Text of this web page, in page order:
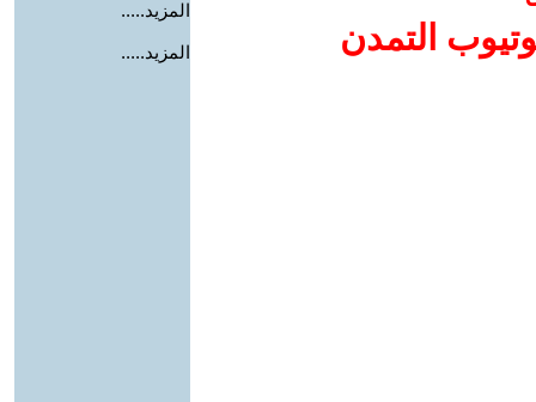
التمدن
المزيد.....
المزيد.....